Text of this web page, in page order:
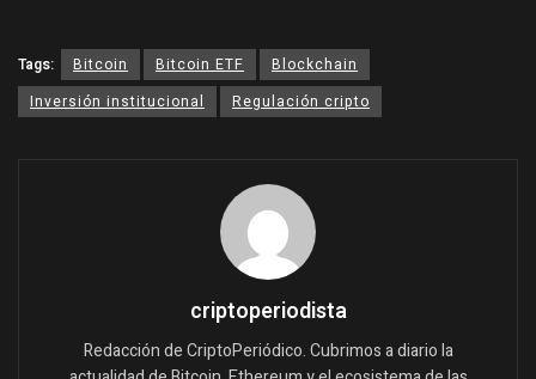
Tags: Bitcoin Bitcoin ETF
Blockchain
Inversión institucional
Regulación cripto
criptoperiodista
Redacción de CriptoPeriódico. Cubrimos a diario la